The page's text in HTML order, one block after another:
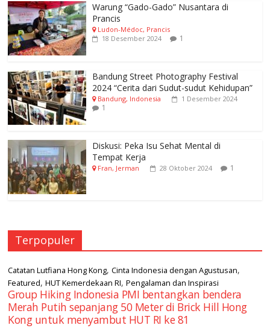
Warung “Gado-Gado” Nusantara di
Prancis
Ludon-Médoc, Prancis
18 Desember 2024
1
Bandung Street Photography Festival
2024 “Cerita dari Sudut-sudut Kehidupan”
Bandung, Indonesia 1 Desember 2024
1
Diskusi: Peka Isu Sehat Mental di
Tempat Kerja
Fran, Jerman 28 Oktober 2024 1
Terpopuler
Catatan Lutfiana Hong Kong,Cinta Indonesia dengan Agustusan,
Featured,HUT Kemerdekaan RI,Pengalaman dan Inspirasi
Group Hiking Indonesia PMI bentangkan bendera
Merah Putih sepanjang 50 Meter di Brick Hill Hong
Kong untuk menyambut HUT RI ke 81